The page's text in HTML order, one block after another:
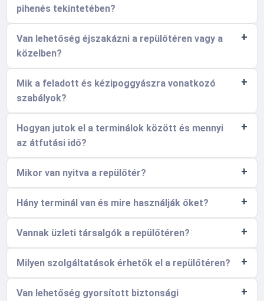
pihenés tekintetében?
Van lehetőség éjszakázni a repülőtéren vagy a
közelben?
Mik a feladott és kézipoggyászra vonatkozó
szabályok?
Hogyan jutok el a terminálok között és mennyi
az átfutási idő?
Mikor van nyitva a repülőtér?
Hány terminál van és mire használják őket?
Vannak üzleti társalgók a repülőtéren?
Milyen szolgáltatások érhetők el a repülőtéren?
Van lehetőség gyorsított biztonsági